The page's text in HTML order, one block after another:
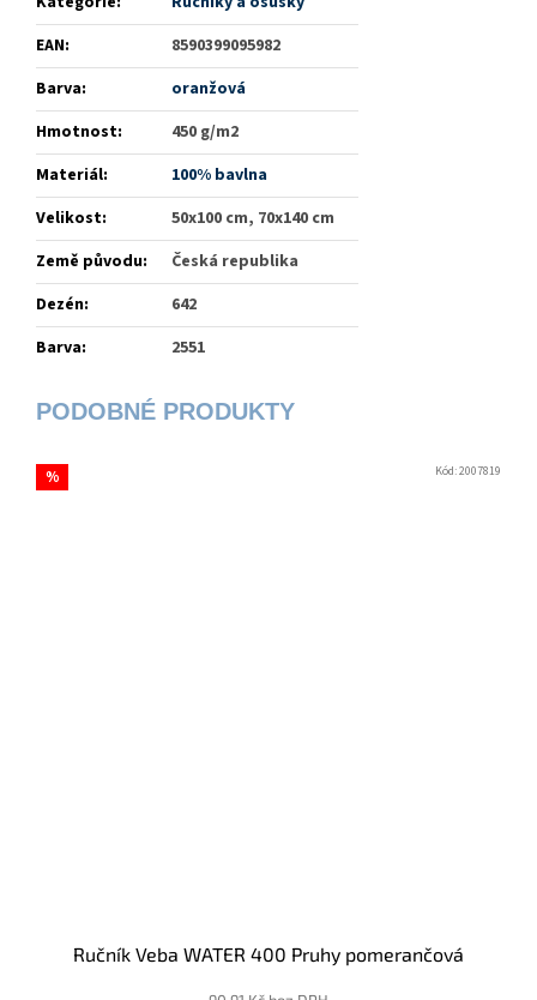
EAN:
8590399095982
Barva:
oranžová
Hmotnost:
450 g/m2
Materiál:
100% bavlna
Velikost:
50x100 cm, 70x140 cm
Země původu:
Česká republika
Dezén:
642
Barva: 2551
%
Ručník Veba WATER 400 Pruhy pomerančová
Kód:2007819